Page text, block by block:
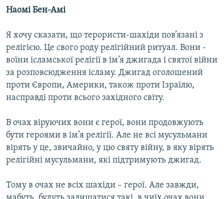
Наомі Бен-Амі
Я хочу сказати, що терористи-шахіди пов’язані з
релігією. Це свого роду релігійний ритуал. Вони -
воїни ісламської релігії в ім’я джигада і святої війни
за розповсюдження ісламу. Джигад оголошений
проти Європи, Америки, також проти Ізраїлю,
насправді проти всього західного світу.
В очах віруючих вони є герої, вони продовжують
бути героями в ім’я релігії. Але не всі мусульмани
вірять у це, звичайно, у цю святу війну, в яку вірять
релігійні мусульмани, які підтримують джигад.
Тому в очах не всіх шахіди – герої. Але завжди,